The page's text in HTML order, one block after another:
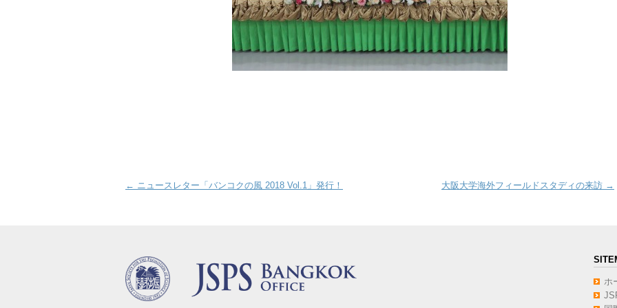
Post navigation
← ニュースレター「バンコクの風 2018 Vol.1」発行！ 大阪大学海外フィールドスタディの来訪 →
ホ